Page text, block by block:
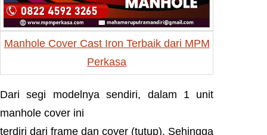
Manhole Cover Cast Iron Terbaik dari MPM
Perkasa
Dari segi modelnya sendiri, dalam 1 unit
manhole cover ini
terdiri dari frame dan cover (tutup). Sehingga